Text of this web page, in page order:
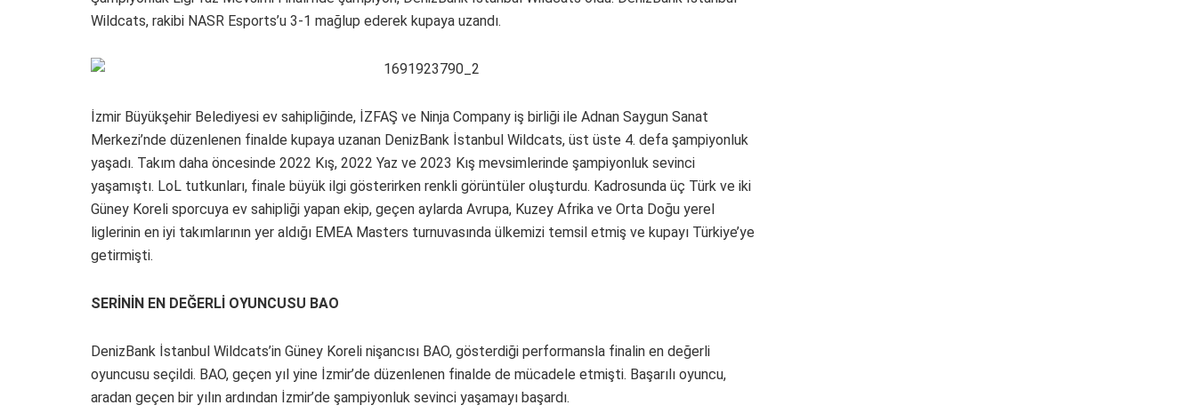
Wildcats, rakibi NASR Esports’u 3-1 mağlup ederek kupaya uzandı.
İzmir Büyükşehir Belediyesi ev sahipliğinde, İZFAŞ ve Ninja Company iş birliği ile Adnan Saygun Sanat
Merkezi’nde düzenlenen finalde kupaya uzanan DenizBank İstanbul Wildcats, üst üste 4. defa şampiyonluk
yaşadı. Takım daha öncesinde 2022 Kış, 2022 Yaz ve 2023 Kış mevsimlerinde şampiyonluk sevinci
yaşamıştı. LoL tutkunları, finale büyük ilgi gösterirken renkli görüntüler oluşturdu. Kadrosunda üç Türk ve iki
Güney Koreli sporcuya ev sahipliği yapan ekip, geçen aylarda Avrupa, Kuzey Afrika ve Orta Doğu yerel
liglerinin en iyi takımlarının yer aldığı EMEA Masters turnuvasında ülkemizi temsil etmiş ve kupayı Türkiye’ye
getirmişti.
SERİNİN EN DEĞERLİ OYUNCUSU BAO
DenizBank İstanbul Wildcats’in Güney Koreli nişancısı BAO, gösterdiği performansla finalin en değerli
oyuncusu seçildi. BAO, geçen yıl yine İzmir’de düzenlenen finalde de mücadele etmişti. Başarılı oyuncu,
aradan geçen bir yılın ardından İzmir’de şampiyonluk sevinci yaşamayı başardı.